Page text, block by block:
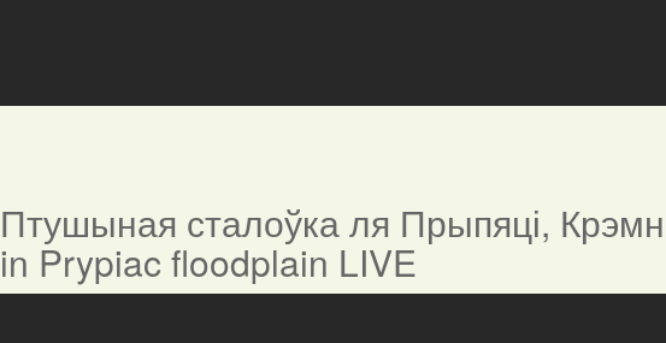
Птушыная сталоўка ля Прыпяці,
in Prypiac floodplain LIVE